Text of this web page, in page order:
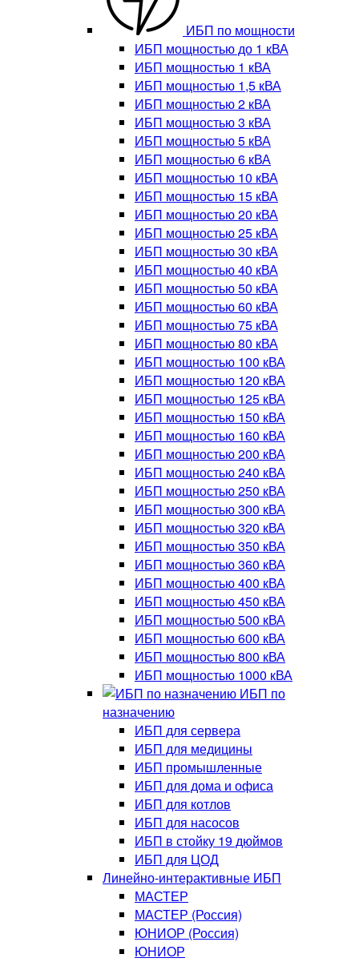
ИБП по мощности
ИБП мощностью до 1 кВА
ИБП мощностью 1 кВА
ИБП мощностью 1,5 кВА
ИБП мощностью 2 кВА
ИБП мощностью 3 кВА
ИБП мощностью 5 кВА
ИБП мощностью 6 кВА
ИБП мощностью 10 кВА
ИБП мощностью 15 кВА
ИБП мощностью 20 кВА
ИБП мощностью 25 кВА
ИБП мощностью 30 кВА
ИБП мощностью 40 кВА
ИБП мощностью 50 кВА
ИБП мощностью 60 кВА
ИБП мощностью 75 кВА
ИБП мощностью 80 кВА
ИБП мощностью 100 кВА
ИБП мощностью 120 кВА
ИБП мощностью 125 кВА
ИБП мощностью 150 кВА
ИБП мощностью 160 кВА
ИБП мощностью 200 кВА
ИБП мощностью 240 кВА
ИБП мощностью 250 кВА
ИБП мощностью 300 кВА
ИБП мощностью 320 кВА
ИБП мощностью 350 кВА
ИБП мощностью 360 кВА
ИБП мощностью 400 кВА
ИБП мощностью 450 кВА
ИБП мощностью 500 кВА
ИБП мощностью 600 кВА
ИБП мощностью 800 кВА
ИБП мощностью 1000 кВА
ИБП по
назначению
ИБП для сервера
ИБП для медицины
ИБП промышленные
ИБП для дома и офиса
ИБП для котлов
ИБП для насосов
ИБП в стойку 19 дюймов
ИБП для ЦОД
Линейно-интерактивные ИБП
МАСТЕР
МАСТЕР (Россия)
ЮНИОР (Россия)
ЮНИОР